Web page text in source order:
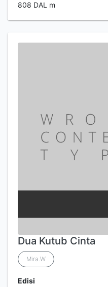
808 DAL m
Dua Kutub Cinta
Mira.W
Edisi